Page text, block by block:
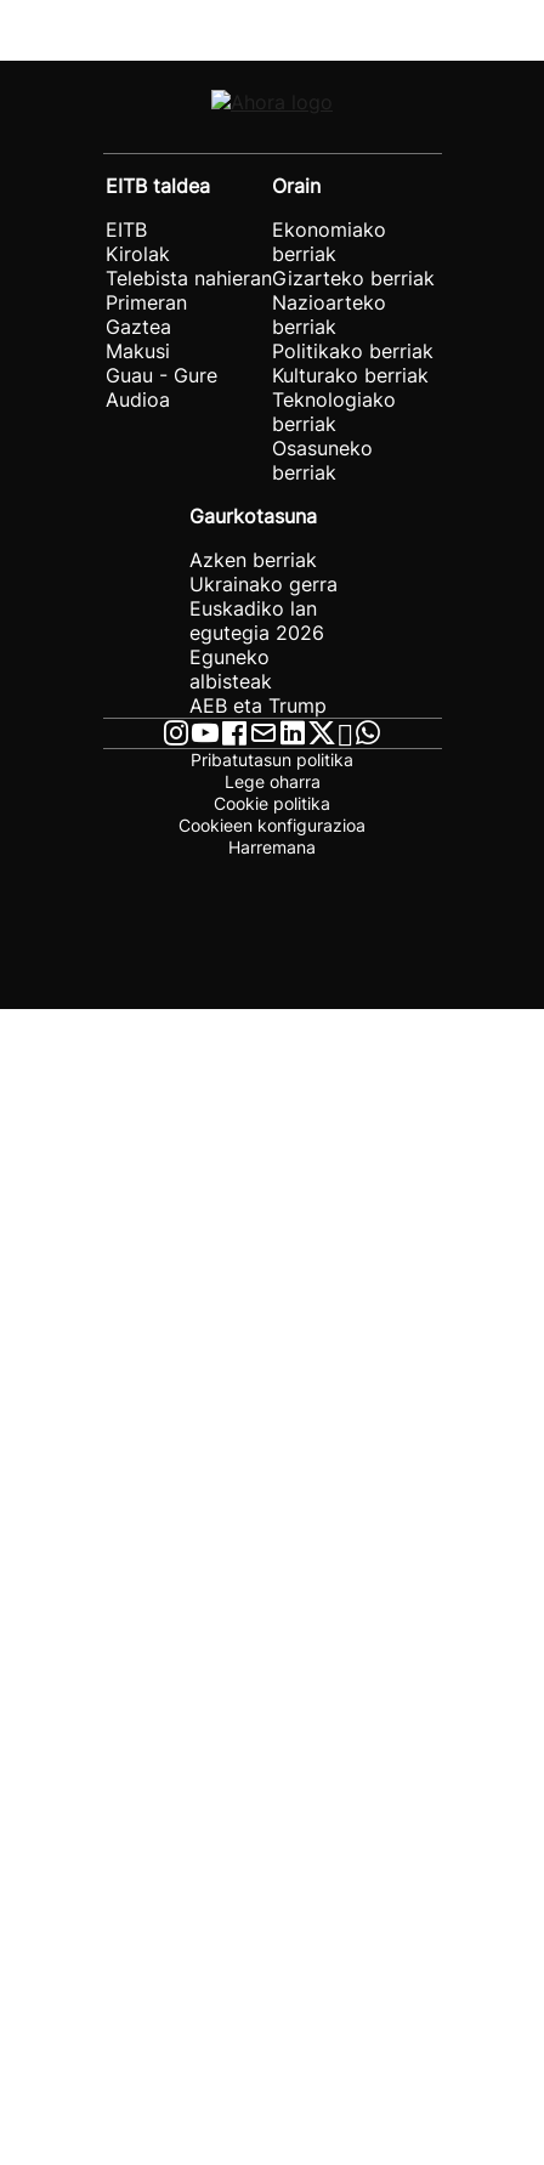
EITB taldea
EITB
Kirolak
Telebista nahieran
Primeran
Gaztea
Makusi
Guau - Gure
Audioa
Orain
Ekonomiako
berriak
Gizarteko berriak
Nazioarteko
berriak
Politikako berriak
Kulturako berriak
Teknologiako
berriak
Osasuneko
berriak
Gaurkotasuna
Azken berriak
Ukrainako gerra
Euskadiko lan
egutegia 2026
Eguneko
albisteak
AEB eta Trump
Pribatutasun politika
Lege oharra
Cookie politika
Cookieen konfigurazioa
Harremana